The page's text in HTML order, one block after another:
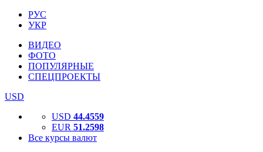
РУС
УКР
ВИДЕО
ФОТО
ПОПУЛЯРНЫЕ
СПЕЦПРОЕКТЫ
USD
USD 44.4559
EUR 51.2598
Все курсы валют